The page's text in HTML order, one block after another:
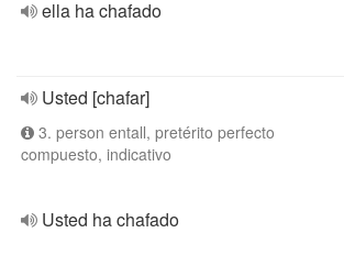
ella ha chafado
Usted [chafar]
3. person entall, pretérito perfecto
compuesto, indicativo
Usted ha chafado